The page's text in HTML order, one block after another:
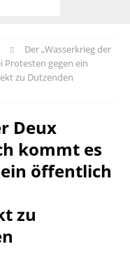
Der „Wasserkrieg der
Protesten gegen ein
zu Dutzenden
Deux
kommt es
öffentlich
zu